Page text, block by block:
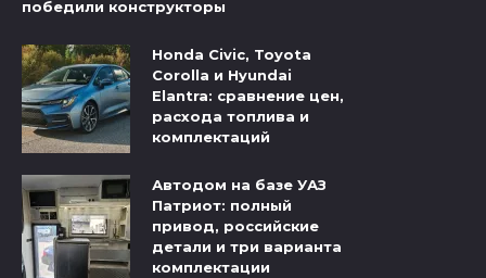
победили конструкторы
Honda Civic, Toyota
Corolla и Hyundai
Elantra: сравнение цен,
расхода топлива и
комплектаций
Автодом на базе УАЗ
Патриот: полный
привод, российские
детали и три варианта
комплектации